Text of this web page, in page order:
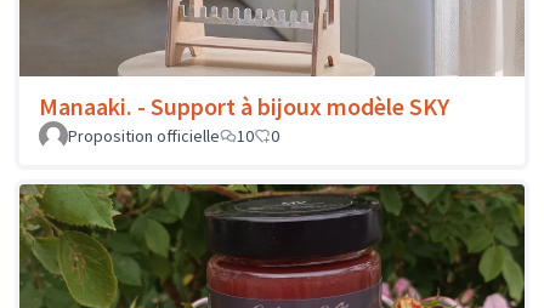
Manaaki. - Support à bijoux modèle SKY
Proposition officielle 10 0